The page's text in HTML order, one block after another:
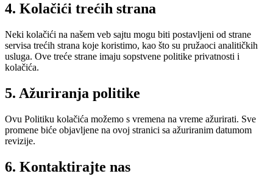
4. Kolačići trećih strana
Neki kolačići na našem veb sajtu mogu biti postavljeni od strane
servisa trećih strana koje koristimo, kao što su pružaoci analitičkih
usluga. Ove treće strane imaju sopstvene politike privatnosti i
kolačića.
5. Ažuriranja politike
Ovu Politiku kolačića možemo s vremena na vreme ažurirati. Sve
promene biće objavljene na ovoj stranici sa ažuriranim datumom
revizije.
6. Kontaktirajte nas